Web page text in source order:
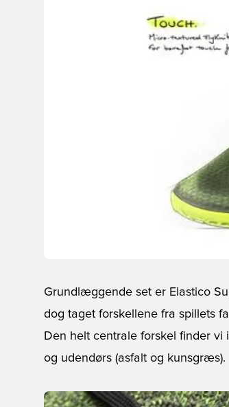
Grundlæggende set er Elastico
dog taget forskellene fra spillets
Den helt centrale forskel finder vi
og udendørs (asfalt og kunsgræs).